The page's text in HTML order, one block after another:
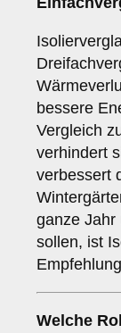
bessere
Vergleich
verhindert
verbessert
ganze Jahr
sollen, ist
Welche